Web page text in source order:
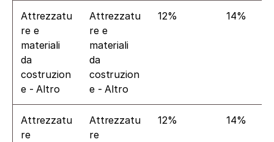
Attrezzatu
re e
materiali
da
costruzion
e - Altro
Attrezzatu
re e
materiali
da
costruzion
e - Altro
12% 14%
Attrezzatu
re
Attrezzatu
re
12% 14%